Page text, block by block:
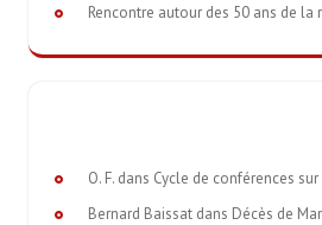
Rencontre autour des 50 ans de
O. F. dans Cycle de conférences
Bernard Baissat dans Décès de